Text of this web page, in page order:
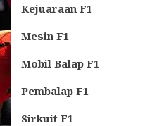
Kejuaraan F1
Mesin F1
Mobil Balap F1
Pembalap F1
Sirkuit F1